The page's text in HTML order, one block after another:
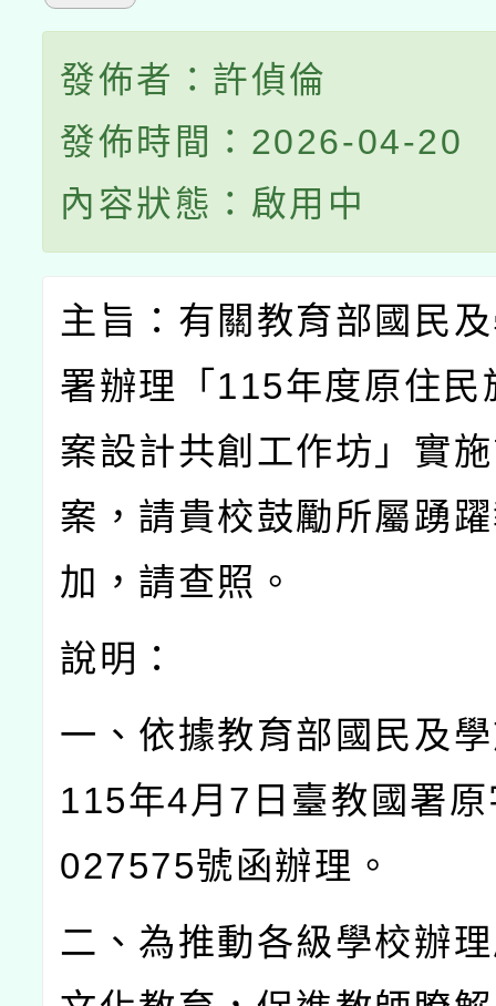
發佈者：許偵倫
發佈時間：2026-04-20
內容狀態：啟用中
主旨：有關教育部國民
署辦理「 115年度原住民
案設計共創工作坊」實
案，請貴校鼓勵所屬踴
加，請查照。
說明：
一、依據教育部國民及
115年4月 7 日臺教國署
027575號函辦理。
二、為推動各級學校辦